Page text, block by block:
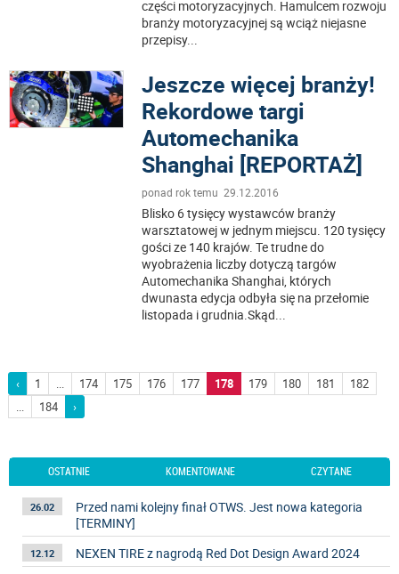
części motoryzacyjnych. Hamulcem rozwoju
branży motoryzacyjnej są wciąż niejasne
przepisy...
Jeszcze więcej branży!
Rekordowe targi
Automechanika
Shanghai [REPORTAŻ]
ponad rok temu 29.12.2016
Blisko 6 tysięcy wystawców branży
warsztatowej w jednym miejscu. 120 tysięcy
gości ze 140 krajów. Te trudne do
wyobrażenia liczby dotyczą targów
Automechanika Shanghai, których
dwunasta edycja odbyła się na przełomie
listopada i grudnia.Skąd...
‹ 1 ... 174 175 176 177 178 179 180 181
182
...
184 ›
OSTATNIE KOMENTOWANE CZYTANE
26.02
Przed nami kolejny finał OTWS. Jest nowa kategoria
[TERMINY]
12.12 NEXEN TIRE z nagrodą Red Dot Design Award 2024